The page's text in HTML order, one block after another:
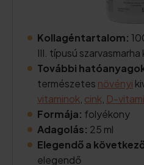
Kollagéntartalom:
III. típusú szarvasmarha
További
természetes növényi
vitaminok cink D-
Formája: folyékony
Adagolás: 25 ml
Elegendő a
elegendő